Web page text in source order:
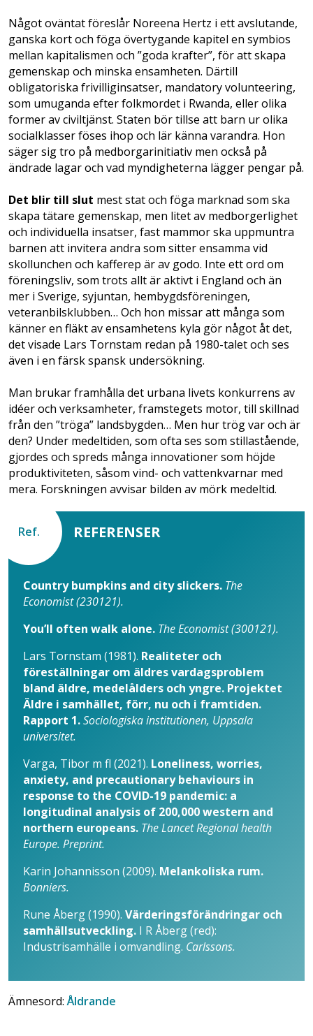
Något oväntat föreslår Noreena Hertz i ett avslutande,
ganska kort och föga övertygande kapitel en symbios
mellan kapitalismen och ”goda krafter”, för att skapa
gemenskap och minska ensamheten. Därtill
obligatoriska frivilliginsatser, mandatory volunteering,
som umuganda efter folkmordet i Rwanda, eller olika
former av civiltjänst. Staten bör tillse att barn ur olika
socialklasser föses ihop och lär känna varandra. Hon
säger sig tro på medborgarinitiativ men också på
ändrade lagar och vad myndigheterna lägger pengar på.
Det blir till slut mest stat och föga marknad som ska
skapa tätare gemenskap, men litet av medborgerlighet
och individuella insatser, fast mammor ska uppmuntra
barnen att invitera andra som sitter ensamma vid
skollunchen och kafferep är av godo. Inte ett ord om
föreningsliv, som trots allt är aktivt i England och än
mer i Sverige, syjuntan, hembygdsföreningen,
veteranbilsklubben… Och hon missar att många som
känner en fläkt av ensamhetens kyla gör något åt det,
det visade Lars Tornstam redan på 1980-talet och ses
även i en färsk spansk undersökning.
Man brukar framhålla det urbana livets konkurrens av
idéer och verksamheter, framstegets motor, till skillnad
från den ”tröga” landsbygden… Men hur trög var och är
den? Under medeltiden, som ofta ses som stillastående,
gjordes och spreds många innovationer som höjde
produktiviteten, såsom vind- och vattenkvarnar med
mera. Forskningen avvisar bilden av mörk medeltid.
Ref. REFERENSER
Country bumpkins and city slickers. The
Economist (230121).
You’ll often walk alone. The Economist (300121).
Lars Tornstam (1981). Realiteter och
föreställningar om äldres vardagsproblem
bland äldre, medelålders och yngre. Projektet
Äldre i samhället, förr, nu och i framtiden.
Rapport 1.Sociologiska institutionen, Uppsala
universitet.
Varga, Tibor m fl (2021). Loneliness, worries,
anxiety, and precautionary behaviours in
response to the COVID-19 pandemic: a
longitudinal analysis of 200,000 western and
northern europeans. The Lancet Regional health
Europe. Preprint.
Karin Johannisson (2009). Melankoliska rum.
Bonniers.
Rune Åberg (1990). Värderings­förändringar och
samhällsutveckling. I R Åberg (red):
Industrisamhälle i omvandling. Carlssons.
Ämnesord:Åldrande